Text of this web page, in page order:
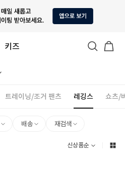
키즈
트레이닝/조거 팬츠 레깅스 쇼츠/
배송 재검색
신상품순